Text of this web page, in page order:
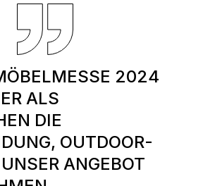
2024
ALS
DIE
OUTDOOR-
ANGEBOT